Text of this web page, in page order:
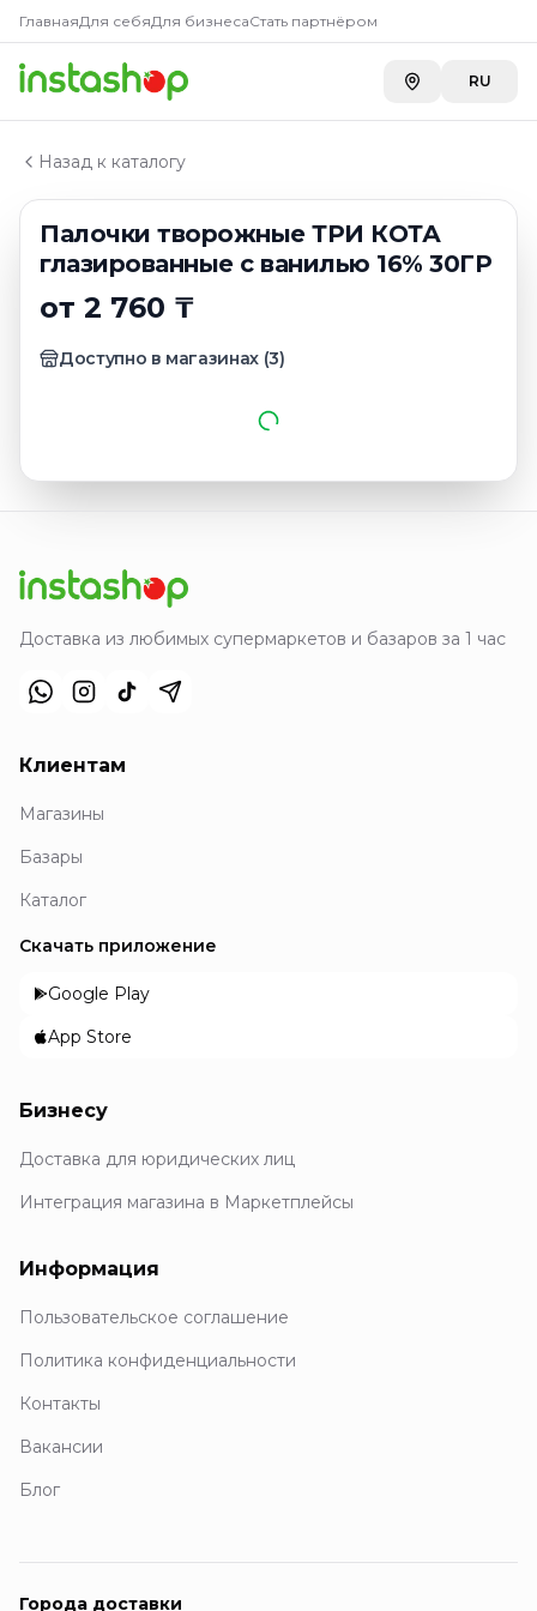
ГлавнаяДля себяДля бизнесаСтать партнёром
RU
Назад к каталогу
Палочки творожные ТРИ КОТА
глазированные с ванилью 16% 30ГР
от 2 760 ₸
Доступно в магазинах (3)
Главная
Каталог
Сырки творожные
Палочки творожные ТРИ КОТА глазированные с
КупитьПалочки творожные
Toimart—3 019 ₸
Доставка из любимых супермаркетов и базаров за 1 час
Клиентам
Магазины
Базары
Каталог
Скачать приложение
Google Play
App Store
Бизнесу
Доставка для юридических лиц
Интеграция магазина в Маркетплейсы
Информация
Пользовательское соглашение
Политика конфиденциальности
Контакты
Вакансии
Блог
Города доставки